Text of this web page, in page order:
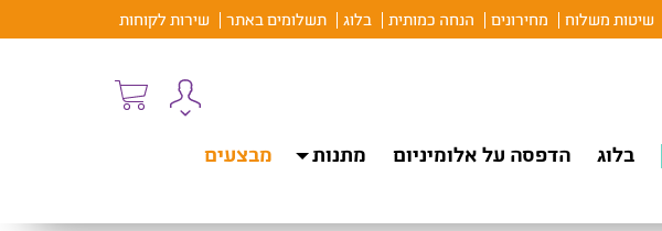
שיטות משלוח מחירונים הנחה כמותית בלוג תשלומים באתר שירות לקוחות
בלוג הדפסה על אלומיניום מתנות
מבצעים